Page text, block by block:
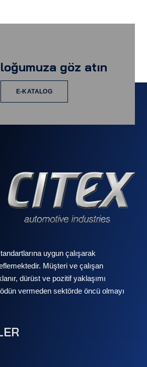
göz atın
E-KATALOG
uygun çalışarak
Müşteri ve çalışan
dürüst ve pozitif yaklaşımı
vermeden sektörde öncü olmayı